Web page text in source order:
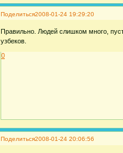
Поделиться2008-01-24 19:29:20
Правильно. Людей слишком много,
узбеков.
0
Поделиться2008-01-24 20:06:56